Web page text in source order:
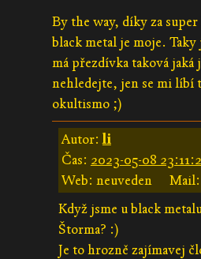
By the way, díky za
black metal je moje.
má přezdívka taková jaká
nehledejte, jen se mi líbí
okultismo ;)
Autor:li
Čas: 2023-05-08
Web: neuveden
Mail:
Když jsme u black
Štorma? :)
Je to hrozně zajímavej